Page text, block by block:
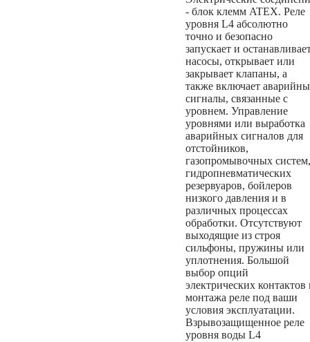
- блок клемм ATEX. Реле
уровня L4 абсолютно
точно и безопасно
запускает и
насосы, открывает или
закрывает клапаны, а
также включает
сигналы, связанные с
уровнем. Управление
уровнями или выработка
аварийных сигналов для
отстойников,
газопромывочных систем,
гидропневматических
резервуаров, бойлеров
низкого давления и в
различных процессах
обработки. Отсутствуют
выходящие из строя
сильфоны, пружины или
уплотнения. Большой
выбор опций
электрических контактов
монтажа реле под ваши
условия эксплуатации.
Взрывозащищенное реле
уровня воды L4